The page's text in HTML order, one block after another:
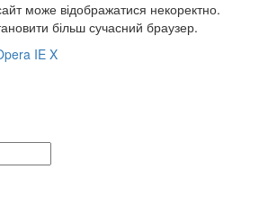
може відображатися некоректно.
більш сучасний браузер.
IE X